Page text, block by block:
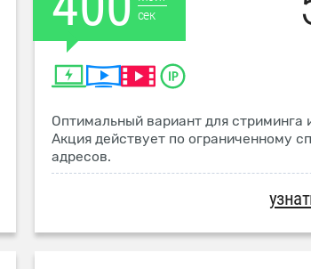
сек
Оптимальный вариант для стриминга
Акция действует по ограниченному
адресов.